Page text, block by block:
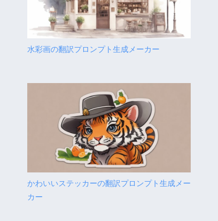
水彩画の翻訳プロンプト生成メーカー
かわいいステッカーの翻訳プロンプト生成メー
カー